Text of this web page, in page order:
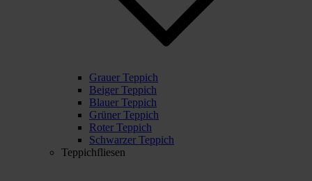
Grauer Teppich
Beiger Teppich
Blauer Teppich
Grüner Teppich
Roter Teppich
Schwarzer Teppich
Teppichfliesen